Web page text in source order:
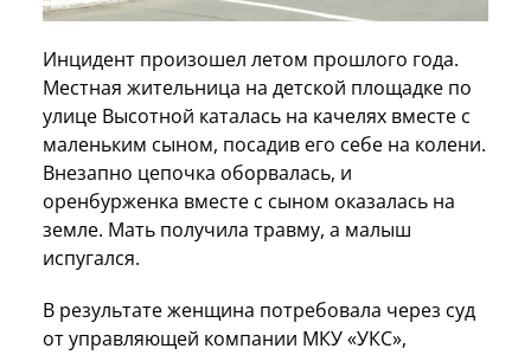
Инцидент произошел летом прошлого года.
Местная жительница на детской площадке по
улице Высотной каталась на качелях вместе с
маленьким сыном, посадив его себе на колени.
Внезапно цепочка оборвалась, и
оренбурженка вместе с сыном оказалась на
земле. Мать получила травму, а малыш
испугался.
В результате женщина потребовала через суд
от управляющей компании МКУ «УКС»,